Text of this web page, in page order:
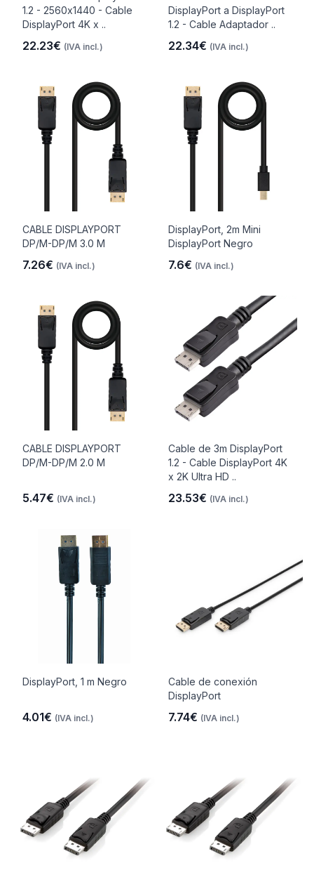
1.2 - 2560x1440 - Cable
DisplayPort 4K x ..
22.23€ (IVA incl.)
DisplayPort a DisplayPort
1.2 - Cable Adaptador ..
22.34€ (IVA incl.)
CABLE DISPLAYPORT
DP/M-DP/M 3.0 M
7.26€ (IVA incl.)
DisplayPort, 2m Mini
DisplayPort Negro
7.6€ (IVA incl.)
CABLE DISPLAYPORT
DP/M-DP/M 2.0 M
5.47€ (IVA incl.)
Cable de 3m DisplayPort
1.2 - Cable DisplayPort 4K
x 2K Ultra HD ..
23.53€ (IVA incl.)
DisplayPort, 1 m Negro
4.01€ (IVA incl.)
Cable de conexión
DisplayPort
7.74€ (IVA incl.)